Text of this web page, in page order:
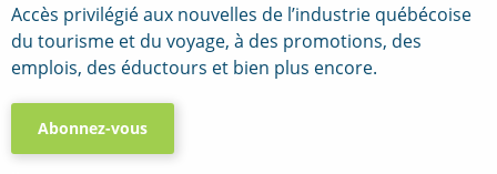
Accès privilégié aux nouvelles de l’industrie québécoise
du tourisme et du voyage, à des promotions, des
emplois, des éductours et bien plus encore.
Abonnez-vous